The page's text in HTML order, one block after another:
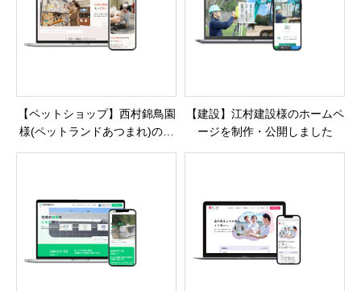
【ペットショップ】西村錦鳥園
様(ペットランドあつまれ)の公
【建設】江村建設様のホームペ
ージを制作・公開しました